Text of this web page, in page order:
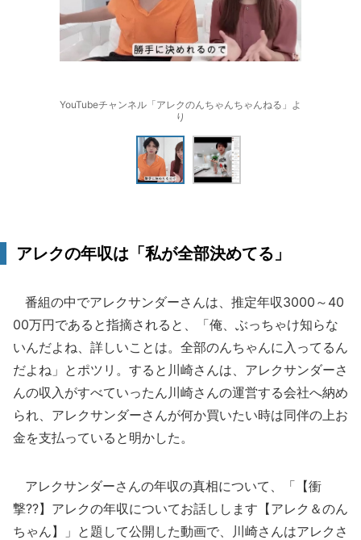
YouTubeチャンネル「アレクのんちゃんちゃんねる」よ
り
アレクの年収は「私が全部決めてる」
番組の中でアレクサンダーさんは、推定年収3000～40
00万円であると指摘されると、「俺、ぶっちゃけ知らな
いんだよね、詳しいことは。全部のんちゃんに入ってるん
だよね」とポツリ。すると川崎さんは、アレクサンダーさ
んの収入がすべていったん川崎さんの運営する会社へ納め
られ、アレクサンダーさんが何か買いたい時は同伴の上お
金を支払っていると明かした。
アレクサンダーさんの年収の真相について、「【衝
撃??】アレクの年収についてお話しします【アレク＆のん
ちゃん】」と題して公開した動画で、川崎さんはアレクさ